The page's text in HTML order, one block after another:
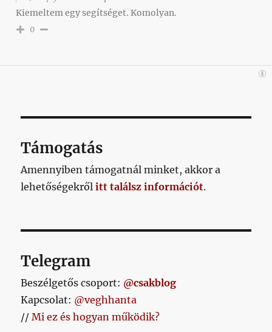
Kiemeltem egy segítséget. Komolyan.
0
Támogatás
Amennyiben támogatnál minket, akkor a
lehetőségekrőlitt találsz információt.
Telegram
Beszélgetős csoport: @csakblog
Kapcsolat: @veghhanta
//Mi ez és hogyan működik?